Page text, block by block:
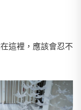
這裡，應該會忍不